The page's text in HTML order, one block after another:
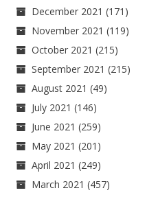
December 2021 (171)
November 2021 (119)
October 2021 (215)
September 2021 (215)
August 2021 (49)
July 2021 (146)
June 2021 (259)
May 2021 (201)
April 2021 (249)
March 2021 (457)